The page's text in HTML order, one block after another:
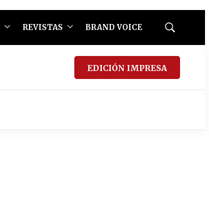
REVISTAS BRAND VOICE
Mostrar
EDICIÓN IMPRESA